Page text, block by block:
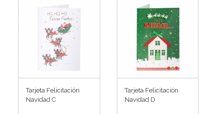
Tarjeta Felicitación
Navidad C
Tarjeta Felicitación
Navidad D